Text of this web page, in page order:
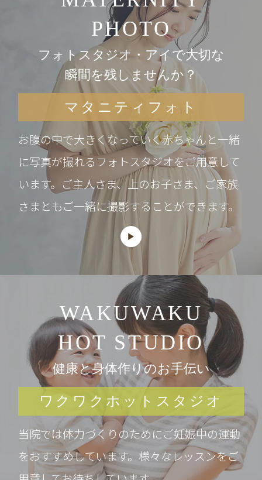
PHOTO
フォトスタジオ・アイで大切な
瞬間を残しませんか？
マタニティフォト
お腹の中で大きくなっていく赤ちゃんと一緒
に写真が撮れるフォトスタジオをご用意して
います。ご主人さま、上のお子さま、ご家族
さまともご一緒に撮影することができます。
WAKUWAKU
HOT STUDIO
健康と身体作りのお手伝い
ワクワクホットスタジオ
当院では体力づくりのためにご妊娠中の運動
をおすすめしています。様々なレッスンをご